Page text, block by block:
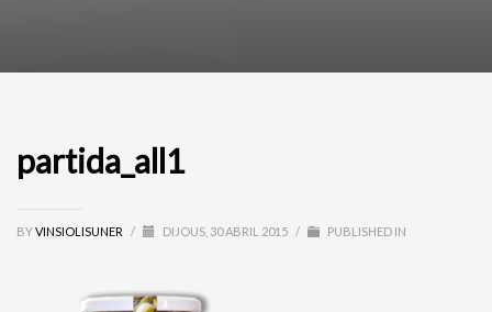
partida_all1
BYVINSIOLISUNER / DIJOUS, 30 ABRIL 2015 / PUBLISHED IN